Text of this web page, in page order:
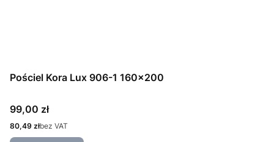
Pościel Kora Lux 906-1 160x200
Cena
99,00 zł
Cena
80,49 złbez VAT